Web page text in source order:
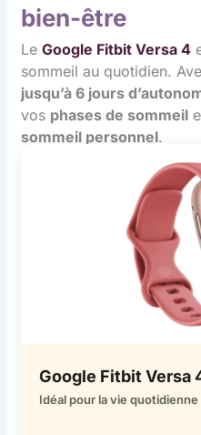
bien-être
LeGoogle Fitbit Versa 4
sommeil au quotidien.
jusqu’à 6 jours
vos phases de sommeil
sommeil personnel.
Google Fitbit Versa
Idéal pour la vie quotidienne